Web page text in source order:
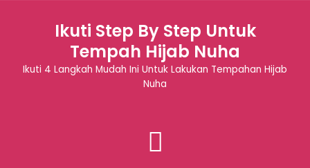
Ikuti Step By Step Untuk
Tempah Hijab Nuha
Ikuti 4 Langkah Mudah Ini Untuk Lakukan Tempahan Hijab
Nuha